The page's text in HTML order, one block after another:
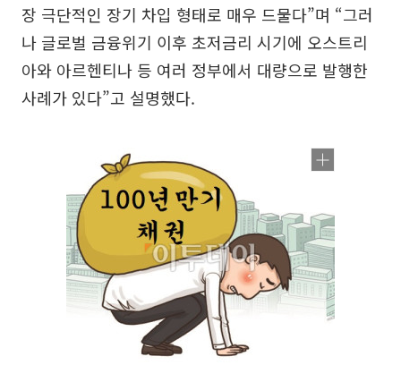
장 극단적인 장기 차입 형태로 매우 드물다”며 “그러
나 글로벌 금융위기 이후 초저금리 시기에 오스트리
아와 아르헨티나 등 여러 정부에서 대량으로 발행한
사례가 있다”고 설명했다.